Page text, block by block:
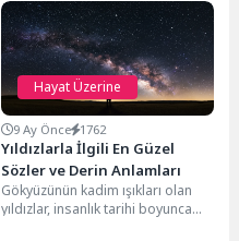
Hayat Üzerine
9 Ay Önce 1762
Yıldızlarla İlgili En Güzel
Sözler ve Derin Anlamları
Gökyüzünün kadim ışıkları olan
yıldızlar, insanlık tarihi boyunca